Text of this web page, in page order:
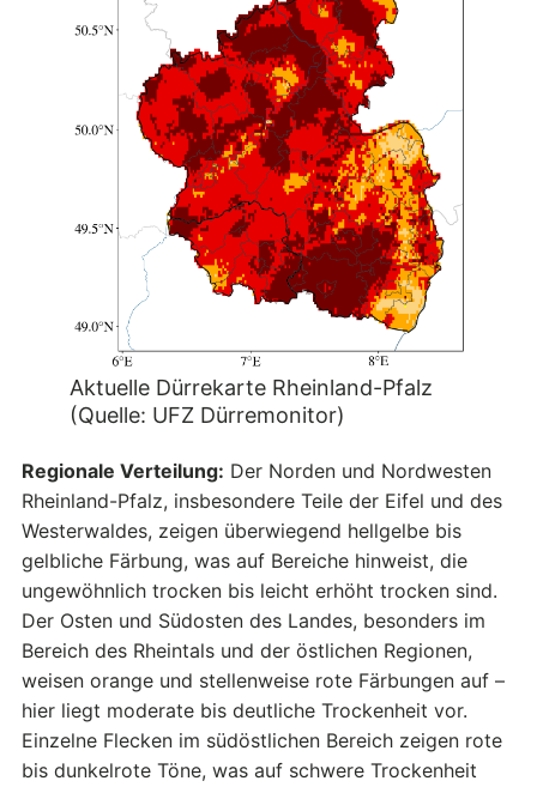
Aktuelle Dürrekarte Rheinland-Pfalz
(Quelle: UFZ Dürremonitor)
Regionale Verteilung: Der Norden und Nordwesten
Rheinland-Pfalz, insbesondere Teile der Eifel und des
Westerwaldes, zeigen überwiegend hellgelbe bis
gelbliche Färbung, was auf Bereiche hinweist, die
ungewöhnlich trocken bis leicht erhöht trocken sind.
Der Osten und Südosten des Landes, besonders im
Bereich des Rheintals und der östlichen Regionen,
weisen orange und stellenweise rote Färbungen auf –
hier liegt moderate bis deutliche Trockenheit vor.
Einzelne Flecken im südöstlichen Bereich zeigen rote
bis dunkelrote Töne, was auf schwere Trockenheit